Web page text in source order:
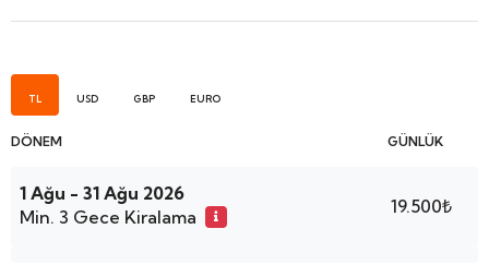
TL USD GBP EURO
DÖNEM GÜNLÜK
1 Ağu - 31 Ağu 2026
Min. 3 Gece Kiralama
19.500₺